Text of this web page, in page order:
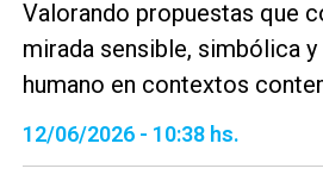
Valorando propuestas que
mirada sensible, simbólica
humano en contextos
12/06/2026 - 10:38 hs.